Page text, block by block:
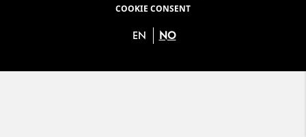
COOKIE CONSENT
EN NO